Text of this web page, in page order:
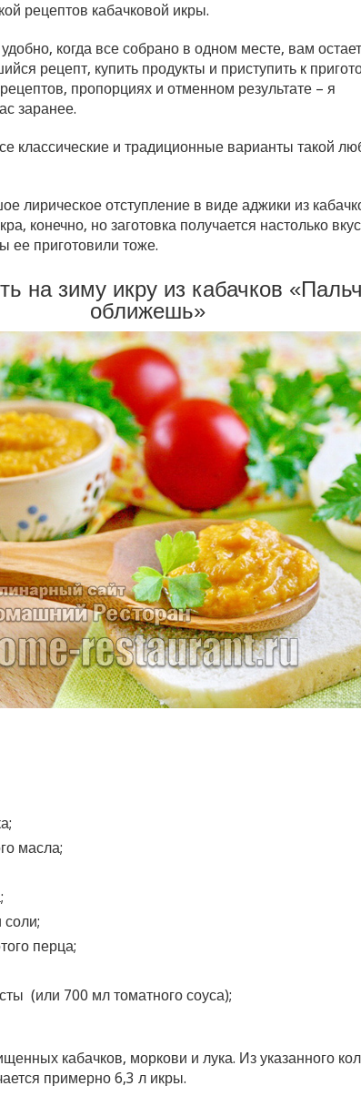
рецептов кабачковой икры.
когда все собрано в одном месте, вам
рецепт, купить продукты и приступить к
пропорциях и отменном результате – я
заранее.
классические и традиционные варианты такой
лирическое отступление в виде аджики из
конечно, но заготовка получается настолько
ее приготовили тоже.
на зиму икру из кабачков
оближешь»
масла;
соли;
перца;
(или 700 мл томатного соуса);
кабачков, моркови и лука. Из указанного
примерно 6,3 л икры.